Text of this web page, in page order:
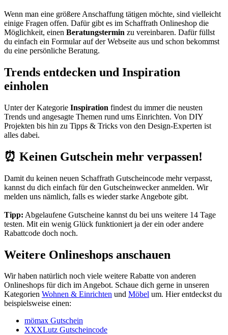
Wenn man eine größere Anschaffung tätigen möchte, sind vielleicht
einige Fragen offen. Dafür gibt es im Schaffrath Onlineshop die
Möglichkeit, einen Beratungstermin zu vereinbaren. Dafür füllst
du einfach ein Formular auf der Webseite aus und schon bekommst
du eine persönliche Beratung.
Trends entdecken und Inspiration
einholen
Unter der Kategorie Inspiration findest du immer die neusten
Trends und angesagte Themen rund ums Einrichten. Von DIY
Projekten bis hin zu Tipps & Tricks von den Design-Experten ist
alles dabei.
⏰ Keinen Gutschein mehr verpassen!
Damit du keinen neuen Schaffrath Gutscheincode mehr verpasst,
kannst du dich einfach für den Gutscheinweckeranmelden. Wir
melden uns nämlich, falls es wieder starke Angebote gibt.
Tipp: Abgelaufene Gutscheine kannst du bei uns weitere 14 Tage
testen. Mit ein wenig Glück funktioniert ja der ein oder andere
Rabattcode doch noch.
Weitere Onlineshops anschauen
Wir haben natürlich noch viele weitere Rabatte von anderen
Onlineshops für dich im Angebot. Schaue dich gerne in unseren
Kategorien Wohnen & Einrichten und Möbel um. Hier entdeckst du
beispielsweise einen:
mömax Gutschein
XXXLutz Gutscheincode